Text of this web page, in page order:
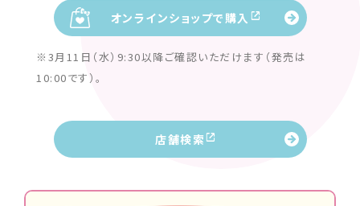
オンラインショップで購入
※3月11日（水）9:30以降ご確認いただけます（発売は
10:00です）。
店舗検索